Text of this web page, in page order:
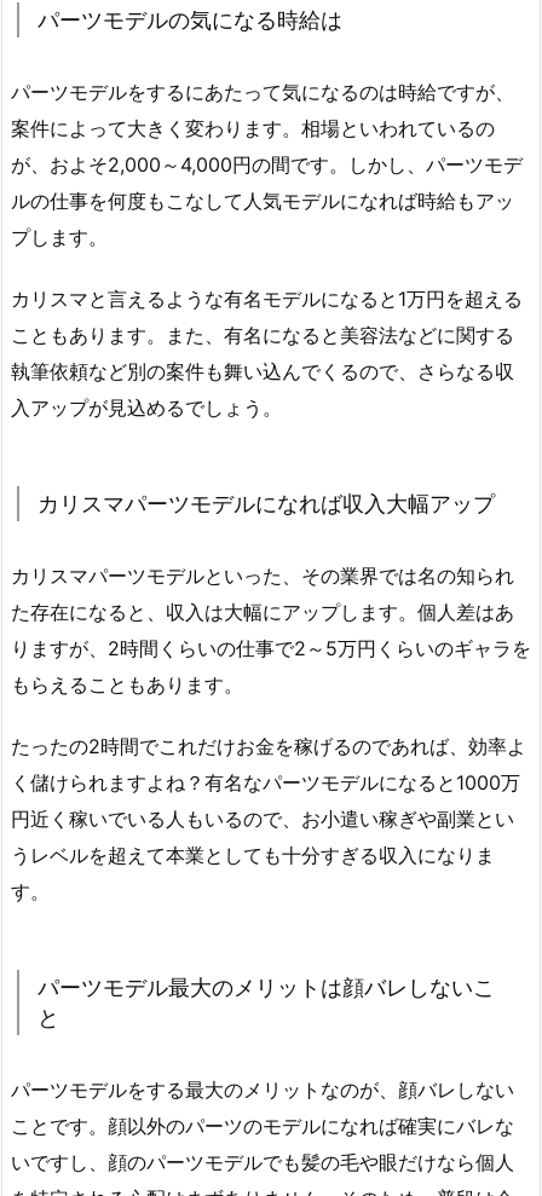
パーツモデルの気になる時給は
パーツモデルをするにあたって気になるのは時給ですが、
案件によって大きく変わります。相場といわれているの
が、およそ2,000～4,000円の間です。しかし、パーツモデ
ルの仕事を何度もこなして人気モデルになれば時給もアッ
プします。
カリスマと言えるような有名モデルになると1万円を超える
こともあります。また、有名になると美容法などに関する
執筆依頼など別の案件も舞い込んでくるので、さらなる収
入アップが見込めるでしょう。
カリスマパーツモデルになれば収入大幅アップ
カリスマパーツモデルといった、その業界では名の知られ
た存在になると、収入は大幅にアップします。個人差はあ
りますが、2時間くらいの仕事で2～5万円くらいのギャラを
もらえることもあります。
たったの2時間でこれだけお金を稼げるのであれば、効率よ
く儲けられますよね？有名なパーツモデルになると1000万
円近く稼いでいる人もいるので、お小遣い稼ぎや副業とい
うレベルを超えて本業としても十分すぎる収入になりま
す。
パーツモデル最大のメリットは顔バレしないこ
と
パーツモデルをする最大のメリットなのが、顔バレしない
ことです。顔以外のパーツのモデルになれば確実にバレな
いですし、顔のパーツモデルでも髪の毛や眼だけなら個人